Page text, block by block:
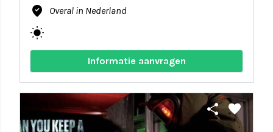
where_to_vote Overal in Nederland
wb_sunny
Informatie aanvragen
share favorite